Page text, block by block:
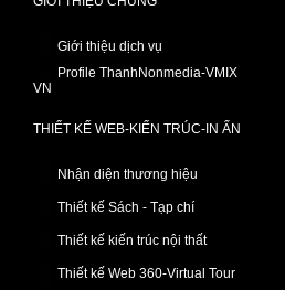
Giới thiệu dịch vụ
Profile ThanhNonmedia-VMIX
VN
THIẾT KẾ WEB-KIẾN TRÚC-IN ẤN
Nhận diện thương hiệu
Thiết kế Sách - Tạp chí
Thiết kế kiến trúc nội thất
Thiết kế Web 360-Virtual Tour